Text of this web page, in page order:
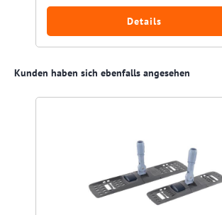
Details
Produktgalerie überspringen
Kunden haben sich ebenfalls angesehen